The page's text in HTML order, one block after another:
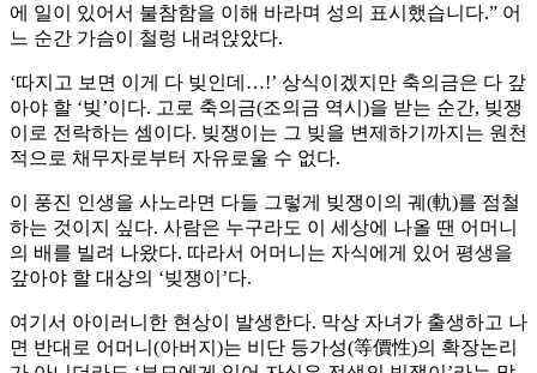
에 일이 있어서 불참함을 이해 바라며 성의 표시했습니다.” 어
느 순간 가슴이 철렁 내려앉았다.
‘따지고 보면 이게 다 빚인데…!’ 상식이겠지만 축의금은 다 갚
아야 할 ‘빚’이다. 고로 축의금(조의금 역시)을 받는 순간, 빚쟁
이로 전락하는 셈이다. 빚쟁이는 그 빚을 변제하기까지는 원천
적으로 채무자로부터 자유로울 수 없다.
이 풍진 인생을 사노라면 다들 그렇게 빚쟁이의 궤(軌)를 점철
하는 것이지 싶다. 사람은 누구라도 이 세상에 나올 땐 어머니
의 배를 빌려 나왔다. 따라서 어머니는 자식에게 있어 평생을
갚아야 할 대상의 ‘빚쟁이’다.
여기서 아이러니한 현상이 발생한다. 막상 자녀가 출생하고 나
면 반대로 어머니(아버지)는 비단 등가성(等價性)의 확장논리